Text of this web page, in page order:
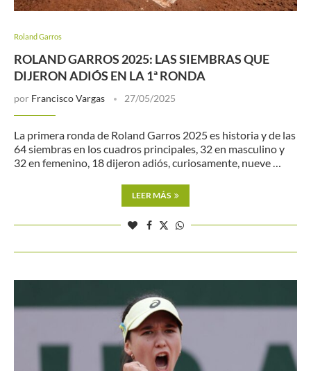
Roland Garros
ROLAND GARROS 2025: LAS SIEMBRAS QUE
DIJERON ADIÓS EN LA 1ª RONDA
por Francisco Vargas 27/05/2025
La primera ronda de Roland Garros 2025 es historia y de las
64 siembras en los cuadros principales, 32 en masculino y
32 en femenino, 18 dijeron adiós, curiosamente, nueve …
LEER MÁS